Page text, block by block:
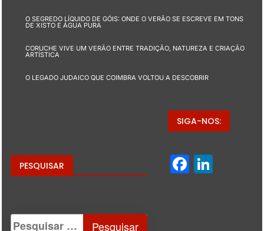
O SEGREDO LÍQUIDO DE GÓIS: ONDE O VERÃO SE ESCREVE EM TONS
DE XISTO E ÁGUA PURA
CORUCHE VIVE UM VERÃO ENTRE TRADIÇÃO, NATUREZA E CRIAÇÃO
ARTÍSTICA
O LEGADO JUDAICO QUE COIMBRA VOLTOU A DESCOBRIR
PESQUISAR
SIGA-NOS: